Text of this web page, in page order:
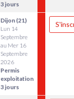
3 jours
Dijon (21)
Lun 14
Septembre
au Mer 16
Septembre
2026
Permis
exploitation
3 jours